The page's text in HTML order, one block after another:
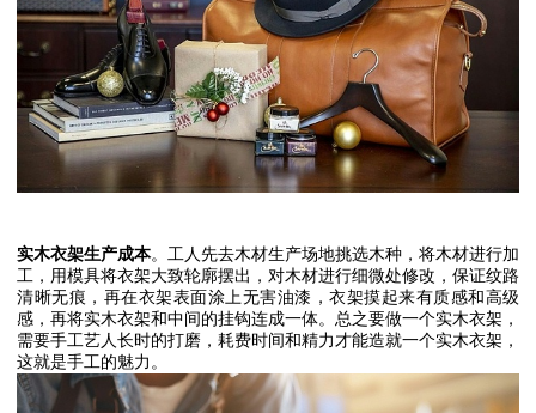
实木衣架生产成本。工人先去木材生产场地挑选木种，将木材进行加
工，用模具将衣架大致轮廓摆出，对木材进行细微处修改，保证纹路
清晰无痕，再在衣架表面涂上无害油漆，衣架摸起来有质感和高级
感，再将实木衣架和中间的挂钩连成一体。总之要做一个实木衣架，
需要手工艺人长时的打磨，耗费时间和精力才能造就一个实木衣架，
这就是手工的魅力。